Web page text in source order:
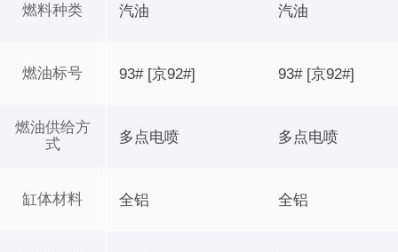
燃料种类
燃油标号
燃油供给方
式
缸体材料
汽油 汽油
93# [京92#] 93# [京92#]
多点电喷 多点电喷
全铝 全铝